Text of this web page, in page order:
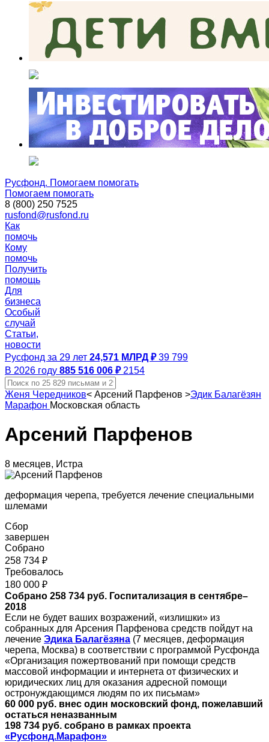
Русфонд. Помогаем помогать
Помогаем помогать
8 (800) 250 7525
rusfond@rusfond.ru
Как
помочь
Кому
помочь
Получить
помощь
Для
бизнеса
Особый
случай
Статьи,
новости
Русфонд за 29 лет 24,571 МЛРД ₽ 39 799
В 2026 году 885 516 006 ₽ 2154
Женя Чередников< Арсений Парфенов >Эдик Балагёзян
Марафон Московская область
Арсений Парфенов
8 месяцев, Истра
деформация черепа, требуется лечение специальными
шлемами
Сбор
завершен
Собрано
258 734 ₽
Требовалось
180 000 ₽
Собрано 258 734 руб. Госпитализация в сентябре–
2018
Если не будет ваших возражений, «излишки» из
собранных для Арсения Парфенова средств пойдут на
лечение Эдика Балагёзяна (7 месяцев, деформация
черепа, Москва) в соответствии с программой Русфонда
«Организация пожертвований при помощи средств
массовой информации и интернета от физических и
юридических лиц для оказания адресной помощи
остронуждающимся людям по их письмам»
60 000 руб. внес один московский фонд, пожелавший
остаться неназванным
198 734 руб. собрано в рамках проекта
«Русфонд.Марафон»